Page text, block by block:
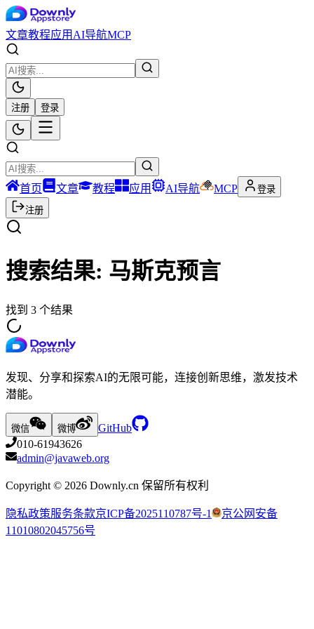
文章教程应用 AI导航MCP
注册 登录
首页 文章 教程 应用 AI导航 MCP
登录
注册
搜索结果: 马斯克预言
找到 3 个结果
发现、分享和探索AI的无限可能，连接创新思维，激发技术
潜能。
微信 微博
GitHub
010-61943626
admin@javaweb.org
Copyright © 2026 Downly.cn 保留所有权利
隐私政策服务条款京ICP备2025110787号-1
京公网安备
11010802045756号